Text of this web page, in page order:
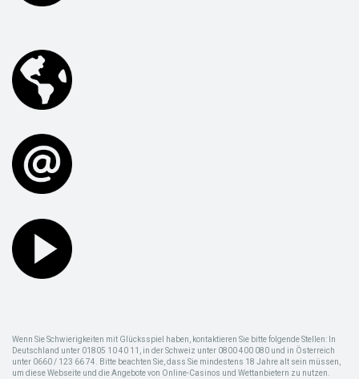
Wenn Sie Schwierigkeiten mit Glücksspiel haben, kontaktieren Sie bitte folgende Stellen: In
Deutschland unter 01805 10 40 11, in der Schweiz unter 0800 400 080 und in Österreich
unter 0660 / 123 66 74. Bitte beachten Sie, dass Sie mindestens 18 Jahre alt sein müssen,
um diese Webseite und die Angebote von Online-Casinos und Wettanbietern zu nutzen.